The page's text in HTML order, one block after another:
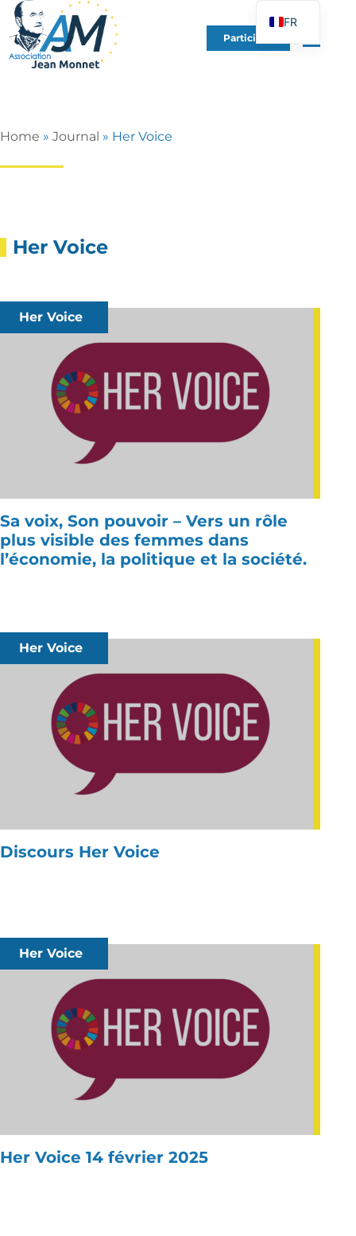
Participer
Home » Journal » Her Voice
Her Voice
Her Voice
Sa voix, Son pouvoir – Vers un rôle
plus visible des femmes dans
l’économie, la politique et la société.
Her Voice
Discours Her Voice
Her Voice
Her Voice 14 février 2025
FR
EN